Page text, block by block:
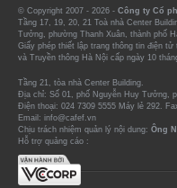
© Copyright 2007 - 2026 - Công ty Cổ
Tầng 17, 19, 20, 21 Toà nhà Center
Tưởng, phường Thanh Xuân, thành phố
Giấy phép thiết lập trang thông tin điện
và Truyền thông Hà Nội cấp ngày 10
Tầng 21, tòa nhà Center Building.
Địa chỉ: Số 01, phố Nguyễn Huy Tưởng,
Điện thoại: 024 7309 5555 Máy lẻ 292.
Email: info@cafef.vn
Chịu trách nhiệm quản lý nội dung: Ông
Hỗ trợ quảng cáo :